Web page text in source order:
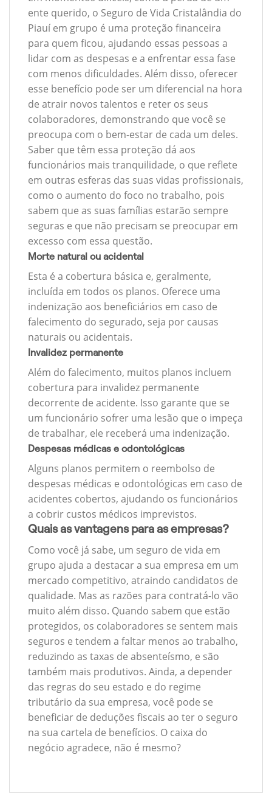
ente querido, o Seguro de Vida Cristalândia do
Piauí em grupo é uma proteção financeira
para quem ficou, ajudando essas pessoas a
lidar com as despesas e a enfrentar essa fase
com menos dificuldades. Além disso, oferecer
esse benefício pode ser um diferencial na hora
de atrair novos talentos e reter os seus
colaboradores, demonstrando que você se
preocupa com o bem-estar de cada um deles.
Saber que têm essa proteção dá aos
funcionários mais tranquilidade, o que reflete
em outras esferas das suas vidas profissionais,
como o aumento do foco no trabalho, pois
sabem que as suas famílias estarão sempre
seguras e que não precisam se preocupar em
excesso com essa questão.
Morte natural ou acidental
Esta é a cobertura básica e, geralmente,
incluída em todos os planos. Oferece uma
indenização aos beneficiários em caso de
falecimento do segurado, seja por causas
naturais ou acidentais.
Invalidez permanente
Além do falecimento, muitos planos incluem
cobertura para invalidez permanente
decorrente de acidente. Isso garante que se
um funcionário sofrer uma lesão que o impeça
de trabalhar, ele receberá uma indenização.
Despesas médicas e odontológicas
Alguns planos permitem o reembolso de
despesas médicas e odontológicas em caso de
acidentes cobertos, ajudando os funcionários
a cobrir custos médicos imprevistos.
Quais as vantagens para as empresas?
Como você já sabe, um seguro de vida em
grupo ajuda a destacar a sua empresa em um
mercado competitivo, atraindo candidatos de
qualidade. Mas as razões para contratá-lo vão
muito além disso. Quando sabem que estão
protegidos, os colaboradores se sentem mais
seguros e tendem a faltar menos ao trabalho,
reduzindo as taxas de absenteísmo, e são
também mais produtivos. Ainda, a depender
das regras do seu estado e do regime
tributário da sua empresa, você pode se
beneficiar de deduções fiscais ao ter o seguro
na sua cartela de benefícios. O caixa do
negócio agradece, não é mesmo?